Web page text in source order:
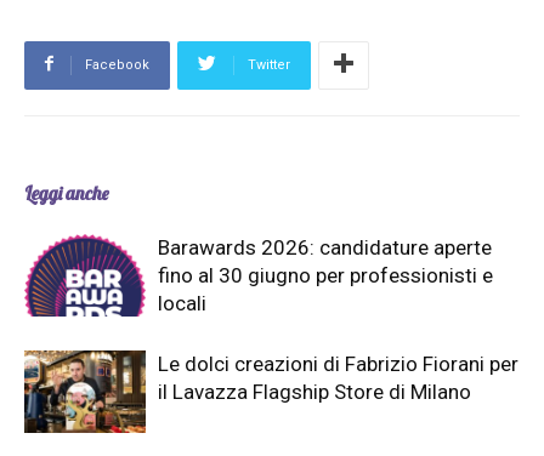
significa fare le cose per bene (foto gallery: Brambilla-
Facebook Twitter
Leggi anche
Barawards 2026: candidature aperte
fino al 30 giugno per professionisti e
locali
Le dolci creazioni di Fabrizio Fiorani per
il Lavazza Flagship Store di Milano